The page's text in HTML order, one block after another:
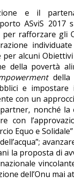
e il
ASviS 2017
rafforzare gli
alcuni Obiettivi
della povertà
della
e
con un
nonché la
con
Equo e
la proposta di
dell’Onu mai